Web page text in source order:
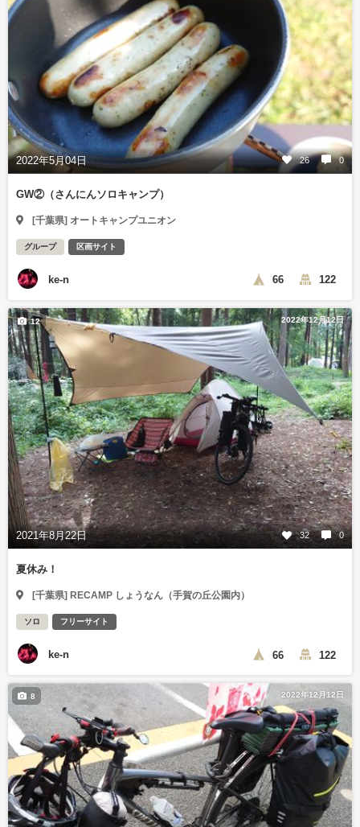
2022年5月04日 26 0
GW②（さんにんソロキャンプ）
[千葉県] オートキャンプユニオン
グループ 区画サイト
ke-n 66 122
2022年12月12日
2021年8月22日 32 0
12
夏休み！
[千葉県] RECAMP しょうなん（手賀の丘公園内）
ソロ フリーサイト
ke-n 66 122
2022年12月12日
8